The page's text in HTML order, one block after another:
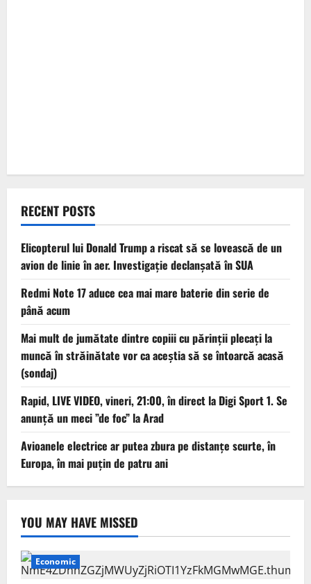
RECENT POSTS
Elicopterul lui Donald Trump a riscat să se lovească de un
avion de linie în aer. Investigație declanșată în SUA
Redmi Note 17 aduce cea mai mare baterie din serie de
până acum
Mai mult de jumătate dintre copiii cu părinții plecați la
muncă în străinătate vor ca aceștia să se întoarcă acasă
(sondaj)
Rapid, LIVE VIDEO, vineri, 21:00, în direct la Digi Sport 1. Se
anunță un meci ”de foc” la Arad
Avioanele electrice ar putea zbura pe distanțe scurte, în
Europa, în mai puțin de patru ani
YOU MAY HAVE MISSED
Economic